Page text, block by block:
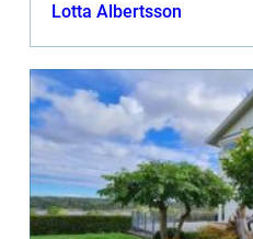
Lotta Albertsson